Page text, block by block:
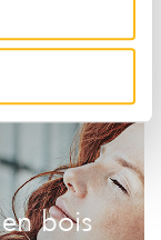
bois